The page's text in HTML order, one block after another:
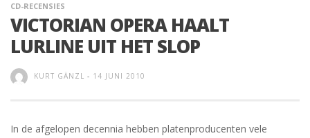
CD-RECENSIES
VICTORIAN OPERA HAALT
LURLINE UIT HET SLOP
KURT GÄNZL - 14 JUNI 2010
In de afgelopen decennia hebben platenproducenten vele